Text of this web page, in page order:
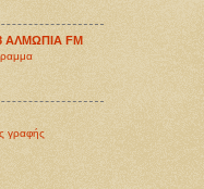
ΑΛΜΩΠΙΑ FM
γραφής